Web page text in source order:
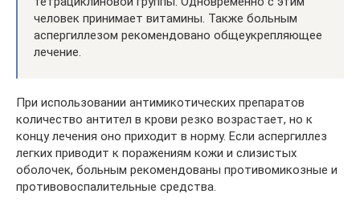
человек принимает витамины. Также больным
аспергиллезом рекомендовано общеукрепляющее
лечение.
При использовании антимикотических препаратов
количество антител в крови резко возрастает, но к
концу лечения оно приходит в норму. Если аспергиллез
легких приводит к поражениям кожи и слизистых
оболочек, больным рекомендованы противомикозные и
противовоспалительные средства.